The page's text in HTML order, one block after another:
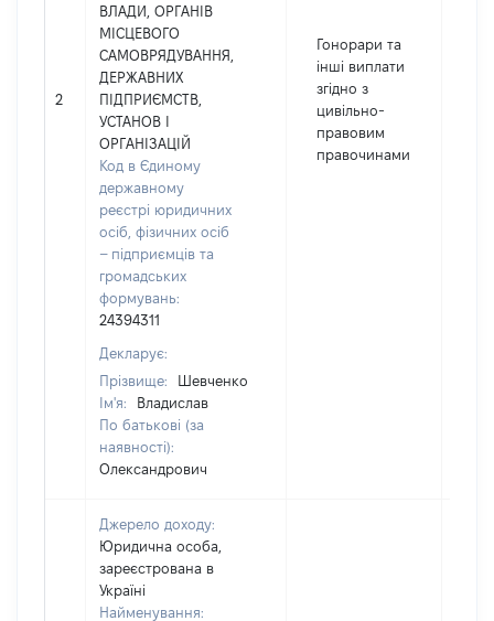
2
ВЛАДИ, ОРГАНІВ
МІСЦЕВОГО
САМОВРЯДУВАННЯ,
ДЕРЖАВНИХ
ПІДПРИЄМСТВ,
УСТАНОВ І
ОРГАНІЗАЦІЙ
Код в Єдиному
державному
реєстрі юридичних
осіб, фізичних осіб
– підприємців та
громадських
формувань:
24394311
Декларує:
Прізвище:
Шевченко
Ім'я:
Владислав
По батькові (за
наявності):
Олександрович
Гонорари та
інші виплати
згідно з
цивільно-
правовим
правочинами
Джерело доходу:
Юридична особа,
зареєстрована в
Україні
Найменування: